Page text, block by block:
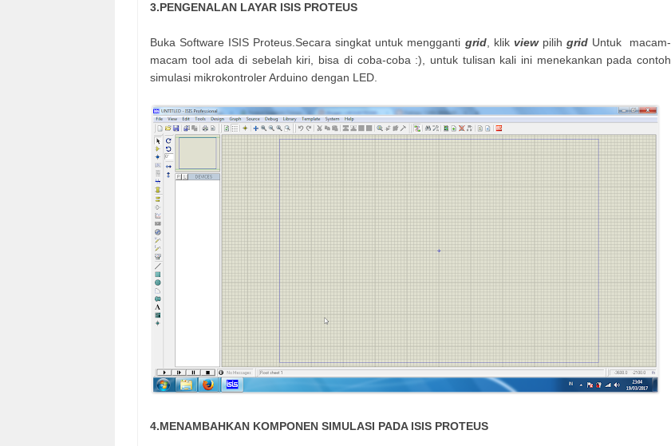
3.PENGENALAN LAYAR ISIS PROTEUS
Buka Software ISIS Proteus.Secara singkat untuk mengganti grid, klik viewpilih gridUntuk macam-
macam tool ada di sebelah kiri, bisa di coba-coba :), untuk tulisan kali ini menekankan pada contoh
simulasi mikrokontroler Arduino dengan LED.
4.MENAMBAHKAN KOMPONEN SIMULASI PADA ISIS PROTEUS